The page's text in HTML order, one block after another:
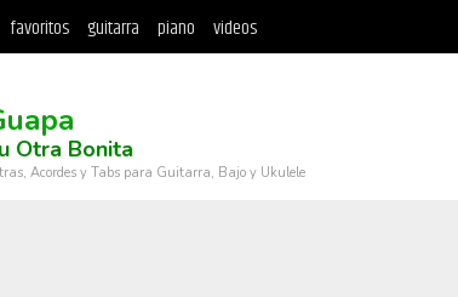
favoritos guitarra piano videos
Otra Bonita
Acordes y Tabs para Guitarra, Bajo y Ukulele